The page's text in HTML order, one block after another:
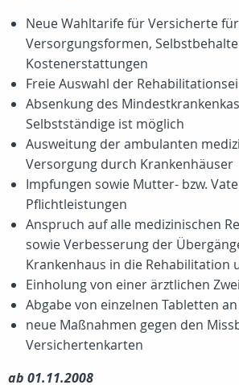
Neue Wahltarife für Versicherte
Versorgungsformen,
Kostenerstattungen
Freie Auswahl der
Absenkung des
Selbstständige ist möglich
Ausweitung der ambulanten
Versorgung durch Krankenhäuser
Impfungen sowie Mutter- bzw.
Pflichtleistungen
Anspruch auf alle medizinischen
sowie Verbesserung der
Krankenhaus in die Rehabilitation
Einholung von einer ärztlichen
Abgabe von einzelnen Tabletten
neue Maßnahmen gegen den
Versichertenkarten
ab 01.11.2008